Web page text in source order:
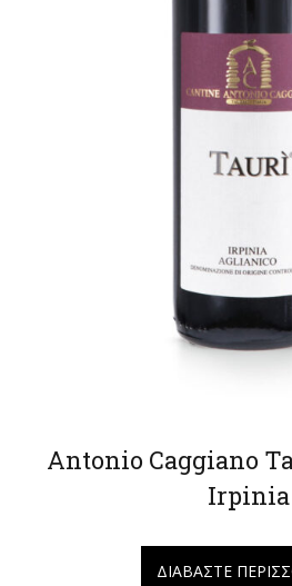
Antonio Caggiano
Irpinia
ΔΙΑΒΆΣΤΕ